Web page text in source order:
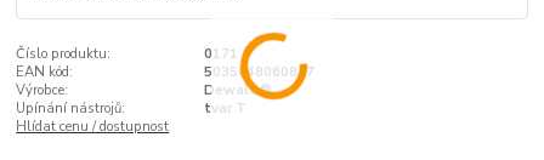
Číslo produktu:
0171
EAN kód:
5035048060827
Výrobce:
Dewalt ®
Upínání nástrojů:
tvar T
Hlídat cenu / dostupnost